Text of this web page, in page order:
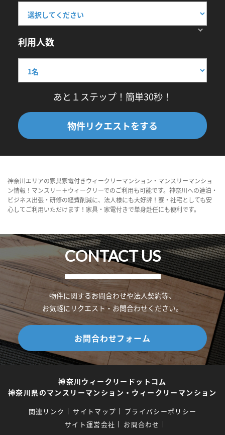
利用人数
あと１ステップ！簡単30秒！
物件リクエストをする
神奈川エリアの家具家電付きウィークリーマンション・マンスリーマンショ
ン情報！マンスリー＋ウィークリーでのご利用も可能です。神奈川への連泊・
ビジネス出張・研修の経費削減に、法人様にも大好評！寮・社宅としても安
心してご利用いただけます！家具・家電付きで単身赴任にも便利です。
CONTACT US
物件に関するお問合わせや法人契約等、
お気軽にリクエスト・お問合わせください。
お問合わせフォーム
神奈川ウィークリードットコム
神奈川県のマンスリーマンション・ウィークリーマンション
関連リンク サイトマップ
プライバシーポリシー
サイト運営会社
お問合わせ